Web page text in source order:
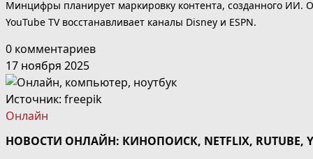
Минцифры планирует маркировку контента, созданного ИИ.
YouTube TV восстанавливает каналы Disney и ESPN.
0 комментариев
17 ноября 2025
Источник: freepik
Онлайн
НОВОСТИ ОНЛАЙН: КИНОПОИСК, NETFLIX,